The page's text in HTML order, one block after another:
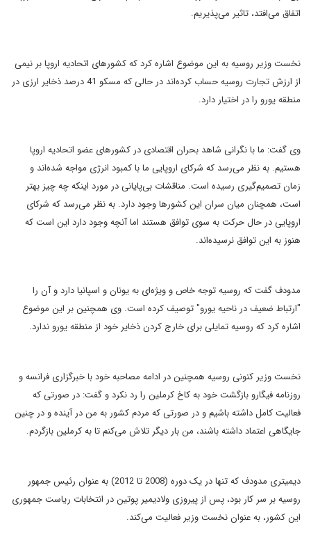
اتفاق می‌افتد، تاثیر می‌پذیریم.
نخست وزیر روسیه به این موضوع اشاره کرد که کشورهای اتحادیه اروپا بر نیمی
از ارزش تجارت روسیه حساب کرده‌اند در حالی که مسکو 41 درصد ذخایر ارزی در
منطقه یورو را در اختیار دارد.
وی گفت:‌ ما با نگرانی شاهد بحران اقتصادی در کشورهای عضو اتحادیه اروپا
هستیم. به نظر می‌رسد که شرکای اروپایی ما با کمبود انرژی مواجه شده‌اند و
زمان تصمیم‌گیری رسیده است. مناقشات بی‌پایانی در مورد اینکه چه چیز بهتر
است، همچنان میان سران این کشورها وجود دارد. به نظر می‌رسد که شرکای
اروپایی در حال حرکت به سوی توافق هستند اما آنچه وجود دارد این است که
هنوز به این توافق نرسیده‌اند.
مدودف گفت که روسیه توجه خاص و ویژه‌ای به یونان و اسپانیا دارد و آن را
"ارتباط ضعیف در ناحیه یورو" توصیف کرده است. وی همچنین بر این موضوع
اشاره کرد که روسیه تمایلی برای خارج کردن ذخایر خود از منطقه یورو ندارد.
نخست وزیر کنونی روسیه همچنین در ادامه مصاحبه خود با خبرگزاری فرانسه و
روزنامه فیگارو بازگشت خود به کاخ کرملین را رد نکرد و گفت: در صورتی که
فعالیت کامل داشته باشیم و در صورتی که مردم کشور به من در آینده و در چنین
جایگاهی اعتماد داشته باشند، من بار دیگر تلاش می‌کنم تا به کرملین بازگردم.
دیمیتری مدودف که تنها در یک دوره (2008 تا 2012) به عنوان رئیس جمهور
روسیه بر سر کار بود، پس از پیروزی ولادیمیر پوتین در انتخابات ریاست جمهوری
این کشور، به عنوان نخست وزیر فعالیت می‌کند.